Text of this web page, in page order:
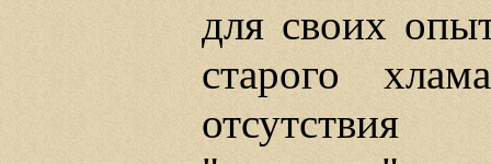
для своих
старого